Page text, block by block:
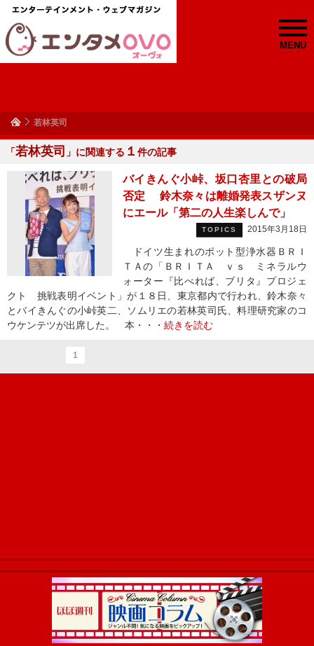
MENU
若林英司
「若林英司 」に関連する １ 件の記事
バイきんぐ小峠、坂口杏里との破局
否定 鈴木奈々は離婚発表スザンヌ
にエール「第二の人生楽しんで」
TOPICS 2015年3月18日
ドイツ生まれのポット型浄水器ＢＲＩ
ＴＡの「ＢＲＩＴＡ ｖｓ ミネラルウ
ォーター『比べれば、ブリタ』プロジェ
クト 挑戦表明イベント」が１８日、東京都内で行われ、鈴木奈々
とバイきんぐの小峠英二、ソムリエの若林英司氏、料理研究家のコ
ウケンテツが出席した。 本・・・ 続きを読む
1